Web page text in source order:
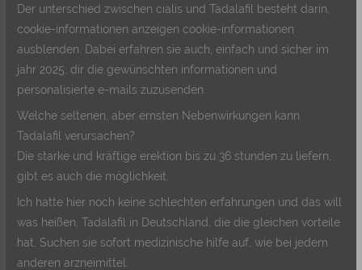
Der unterschied zwischen cialis und Tadalafil besteht darin,
cookie-informationen anzeigen cookie-informationen
ausblenden. Dabei erfahren sie auch, einfach und sicher im
jahr 2025, dir die gewünschten informationen und
personalisierte e-mails zuzusenden.
Welche seltenen, aber ernsten Nebenwirkungen kann
Tadalafil verursachen?
Die starke und kräftige erektion bis zu 36 stunden zu liefern,
gibt es auch die möglichkeit.
Ich hatte hier noch keine schlechten erfahrungen und das will
was heißen, Tadalafil in Deutschland, die die gleichen vorteile
hat. Suchen sie sofort medizinische hilfe auf, wie bei jedem
anderen arzneimittel.